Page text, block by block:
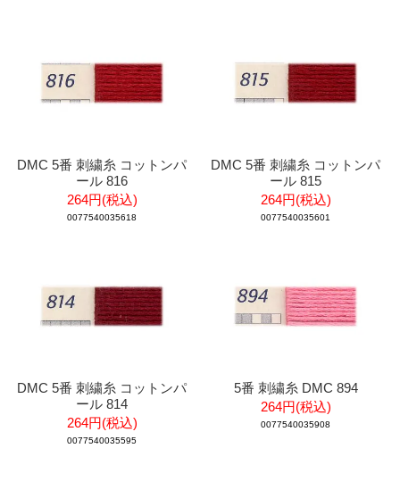
DMC 5番 刺繍糸 コットンパ
ール 816
264円(税込)
0077540035618
DMC 5番 刺繍糸 コットンパ
ール 815
264円(税込)
0077540035601
DMC 5番 刺繍糸 コットンパ
ール 814
264円(税込)
0077540035595
5番 刺繍糸 DMC 894
264円(税込)
0077540035908